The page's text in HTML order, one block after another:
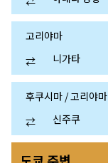
고리야마
⇄
니가타
후쿠시마 / 고리야마
⇄
신주쿠